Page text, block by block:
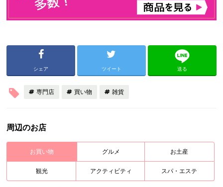
シェア ツイート 送る
専門店 買い物 雑貨
周辺のお店
お買い物 グルメ お土産
観光 アクティビティ スパ・エステ